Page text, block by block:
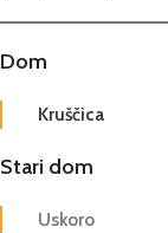
Dom
Kruščica
Stari dom
Uskoro